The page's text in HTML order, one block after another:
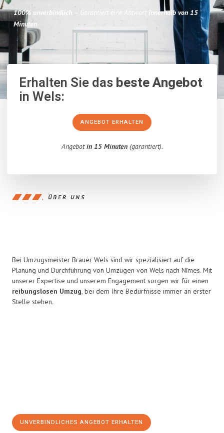
100% unverbindlich – Garantiert eine Antwort
innerhalb von 15
Minuten.
Erhalten Sie dasbeste Angebot
in Wels:
ANGEBOT ERHALTEN
Angebotin 15 Minuten(garantiert).
ÜBER UNS
Bei Umzugsmeister Brauer Wels sind wir spezialisiert auf die
Planung und Durchführung von Umzügen von Wels nach Nîmes. Mit
unserer Expertise und unserem Engagement sorgen wir für einen
reibungslosen Umzug, bei dem Ihre Bedürfnisse immer an erster
Stelle stehen.
UNVERBINDLICHES ANGEBOT ERHALTEN